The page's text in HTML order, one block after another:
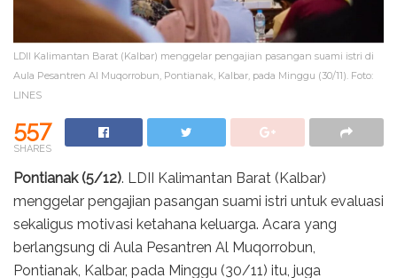
LDII Kalimantan Barat (Kalbar) menggelar pengajian pasangan suami istri di
Aula Pesantren Al Muqorrobun, Pontianak, Kalbar, pada Minggu (30/11). Foto:
LINES
557
SHARES
Pontianak (5/12). LDII Kalimantan Barat (Kalbar)
menggelar pengajian pasangan suami istri untuk evaluasi
sekaligus motivasi ketahana keluarga. Acara yang
berlangsung di Aula Pesantren Al Muqorrobun,
Pontianak, Kalbar, pada Minggu (30/11) itu, juga